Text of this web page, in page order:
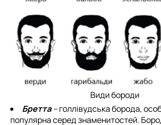
Види бороди
Бретта–голлівудська борода,
популярна серед знаменитостей.